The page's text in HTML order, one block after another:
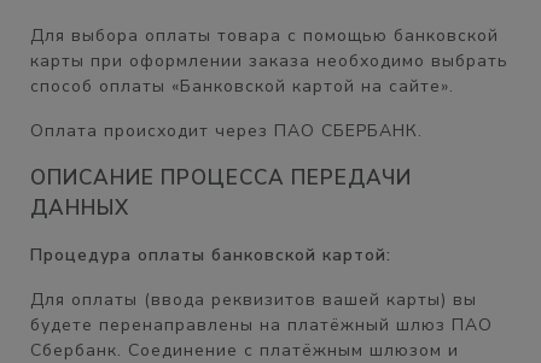
Для выбора оплаты товара с помощью банковской
карты при оформлении заказа необходимо выбрать
способ оплаты «Банковской картой на сайте».
Оплата происходит через ПАО СБЕРБАНК.
ОПИСАНИЕ ПРОЦЕССА ПЕРЕДАЧИ
ДАННЫХ
Процедура оплаты банковской картой:
Для оплаты (ввода реквизитов вашей карты) вы
будете перенаправлены на платёжный шлюз ПАО
Сбербанк. Соединение с платёжным шлюзом и